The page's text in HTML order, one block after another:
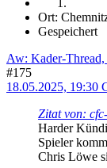
Ort:
Gespeichert
Aw: Kader-Thread,
#175
18.05.2025, 19:30
Zitat von:
Harder
Spieler
Chris Löwe